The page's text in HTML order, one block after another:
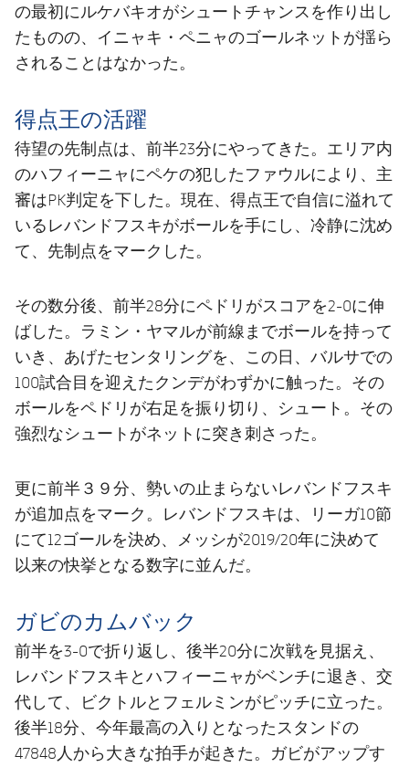
の最初にルケバキオがシュートチャンスを作り出し
たものの、イニャキ・ペニャのゴールネットが揺ら
されることはなかった。
得点王の活躍
待望の先制点は、前半23分にやってきた。エリア内
のハフィーニャにペケの犯したファウルにより、主
審はPK判定を下した。現在、得点王で自信に溢れて
いるレバンドフスキがボールを手にし、冷静に沈め
て、先制点をマークした。
その数分後、前半28分にペドリがスコアを2-0に伸
ばした。ラミン・ヤマルが前線までボールを持って
いき、あげたセンタリングを、この日、バルサでの
100試合目を迎えたクンデがわずかに触った。その
ボールをペドリが右足を振り切り、シュート。その
強烈なシュートがネットに突き刺さった。
更に前半３９分、勢いの止まらないレバンドフスキ
が追加点をマーク。レバンドフスキは、リーガ10節
にて12ゴールを決め、メッシが2019/20年に決めて
以来の快挙となる数字に並んだ。
ガビのカムバック
前半を3-0で折り返し、後半20分に次戦を見据え、
レバンドフスキとハフィーニャがベンチに退き、交
代して、ビクトルとフェルミンがピッチに立った。
後半18分、今年最高の入りとなったスタンドの
47848人から大きな拍手が起きた。ガビがアップす